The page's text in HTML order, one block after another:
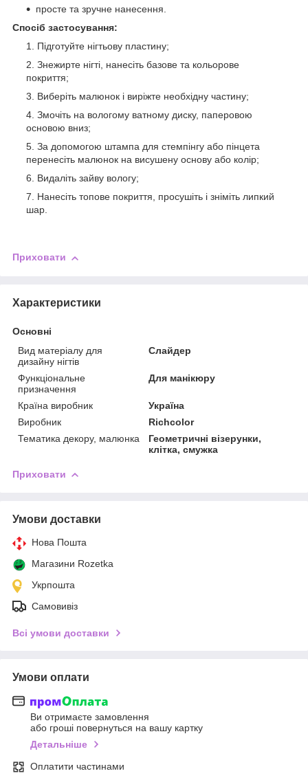
просте та зручне нанесення.
Спосіб застосування:
Підготуйте нігтьову пластину;
Знежирте нігті, нанесіть базове та кольорове
покриття;
Виберіть малюнок і виріжте необхідну частину;
Змочіть на вологому ватному диску, паперовою
основою вниз;
За допомогою штампа для стемпінгу або пінцета
перенесіть малюнок на висушену основу або колір;
Видаліть зайву вологу;
Нанесіть топове покриття, просушіть і зніміть липкий
шар.
Приховати
Характеристики
Основні
Вид матеріалу для
дизайну нігтів
Слайдер
Функціональне
призначення
Для манікюру
Країна виробник
Україна
Виробник
Richcolor
Тематика декору, малюнка
Геометричні візерунки,
клітка, смужка
Приховати
Умови доставки
Нова Пошта
Магазини Rozetka
Укрпошта
Самовивіз
Всі умови доставки
Умови оплати
Ви отримаєте замовлення
або гроші повернуться на вашу картку
Детальніше
Оплатити частинами